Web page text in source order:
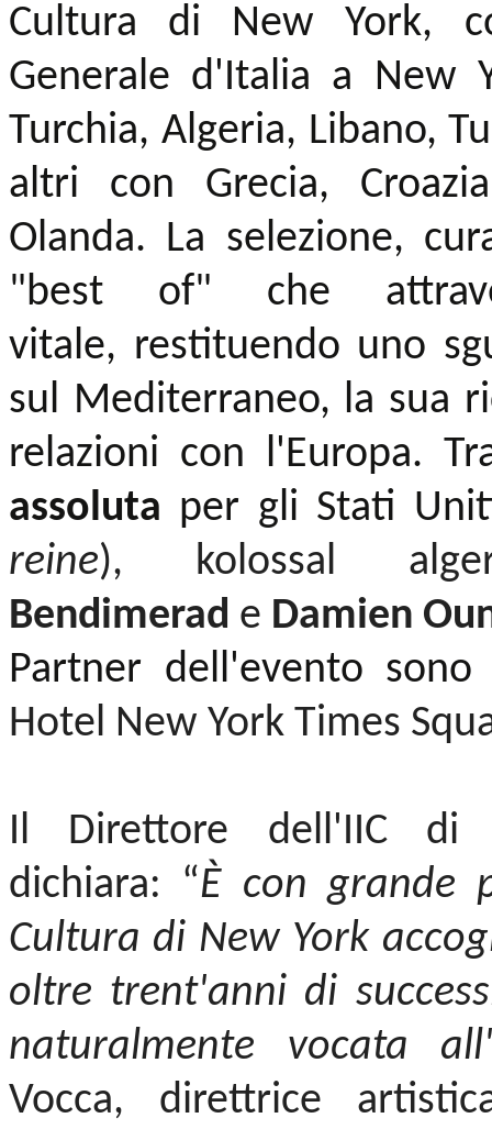
Cultura di New York,
Generale d'Italia a New
Turchia, Algeria, Libano,
altri con Grecia,
Olanda. La selezione,
"best of" che
vitale, restituendo uno
sul Mediterraneo, la sua
relazioni con l'Europa.
assoluta per gli Stati
reine), kolossal
Bendimerad e Damien
Partner dell'evento
Hotel New York Times
Il Direttore dell'IIC di
dichiara: “È con grande
Cultura di New York
oltre trent'anni di
naturalmente vocata
Vocca, direttrice